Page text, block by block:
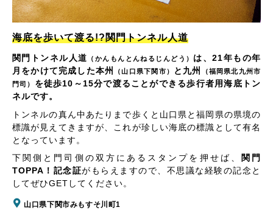
海底を歩いて渡る!?関門トンネル人道
関門トンネル人道 （かんもんとんねるじんどう） は、21年もの年
月をかけて完成した本州
（山口県下関市） と九州
（福岡県北九州市
門司）
を徒歩10～15分で渡ることができる歩行者用海底トン
ネルです。
トンネルの真ん中あたりまで歩くと山口県と福岡県の県境の
標識が見えてきますが、これが珍しい海底の標識として有名
となっています。
下関側と門司側の双方にあるスタンプを押せば、
関門
TOPPA！記念証がもらえますので、不思議な経験の記念と
してぜひGETしてください。
山口県下関市みもすそ川町1